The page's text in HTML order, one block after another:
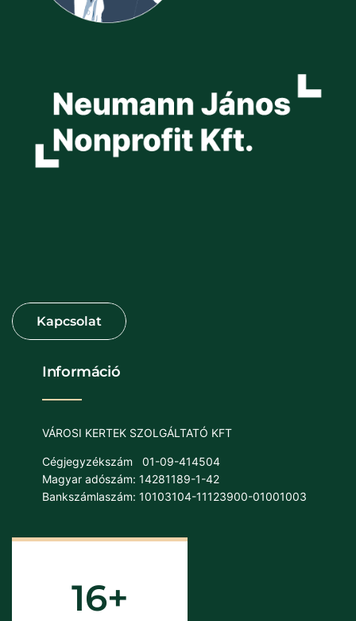
Információ
VÁROSI KERTEK SZOLGÁLTATÓ KFT
Cégjegyzékszám
01-09-414504
Magyar adószám: 14281189-1-42
Bankszámlaszám: 10103104-11123900-01001003
16